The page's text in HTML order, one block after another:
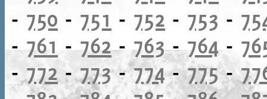
- 750 - 751 - 752 - 753 -
-761 -762-763-764-
- 772 -773-774-775-